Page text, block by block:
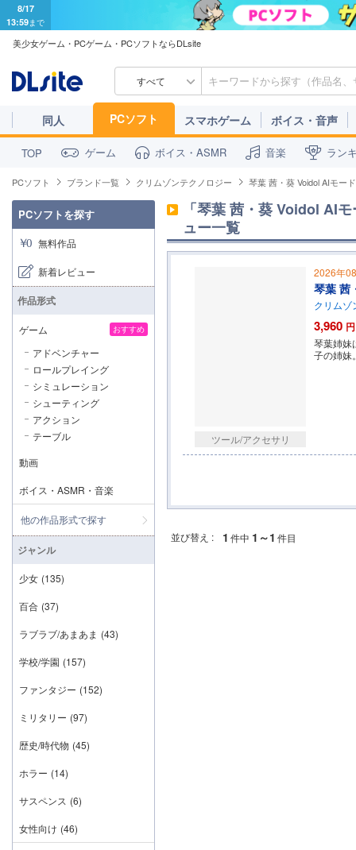
8/17
13:59まで
美少女ゲーム・PCゲーム・PCソフトならDLsite
すべて
同人 PCソフト スマホゲーム ボイス・音声
TOP ゲーム ボイス・ASMR 音楽 ラン
PCソフト ブランド一覧 クリムゾンテクノロジー 琴葉 茜・葵 Voidol AIモー
「琴葉 茜・葵 Voidol AI
ュー一覧
ツール/アクセサリ
2026年
琴葉 茜
クリムゾ
3,960 円
琴葉姉妹
子の姉妹
並び替え : 1 件中 1～1 件目
PCソフトを探す
無料作品
新着レビュー
作品形式
ゲーム おすすめ
アドベンチャー
ロールプレイング
シミュレーション
シューティング
アクション
テーブル
動画
ボイス・ASMR・音楽
他の作品形式で探す
ジャンル
少女 (135)
百合 (37)
ラブラブ/あまあま (43)
学校/学園 (157)
ファンタジー (152)
ミリタリー (97)
歴史/時代物 (45)
ホラー (14)
サスペンス (6)
女性向け (46)